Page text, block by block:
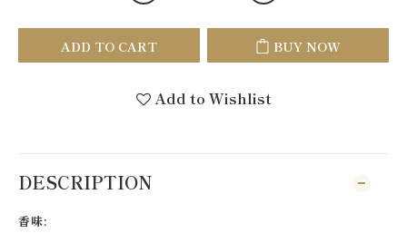
ADD TO CART BUY NOW
Add to Wishlist
DESCRIPTION
香味: